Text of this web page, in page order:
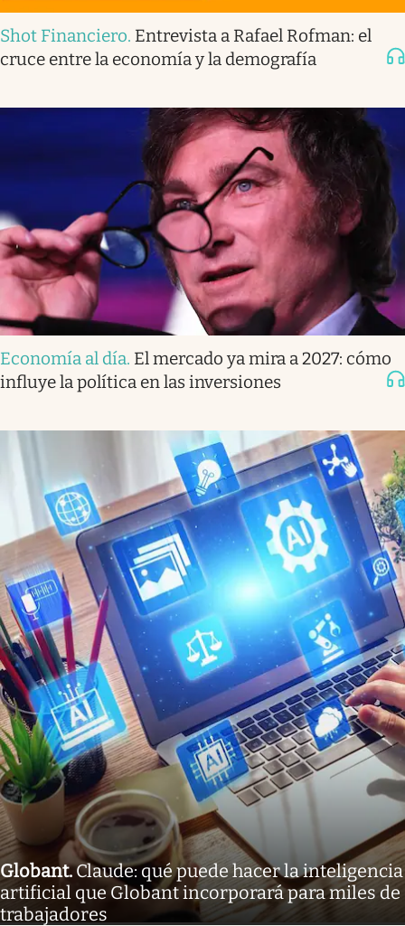
Shot Financiero. Entrevista a Rafael Rofman: el
cruce entre la economía y la demografía
Economía al día. El mercado ya mira a 2027: cómo
influye la política en las inversiones
Globant.Claude: qué puede hacer la inteligencia
artificial que Globant incorporará para miles de
trabajadores